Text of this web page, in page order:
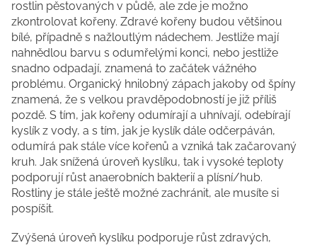
rostlin pěstovaných v půdě, ale zde je možno
zkontrolovat kořeny. Zdravé kořeny budou většinou
bílé, případně s nažloutlým nádechem. Jestliže mají
nahnědlou barvu s odumřelými konci, nebo jestliže
snadno odpadají, znamená to začátek vážného
problému. Organický hnilobný zápach jakoby od špíny
znamená, že s velkou pravděpodobností je již příliš
pozdě. S tím, jak kořeny odumírají a uhnívají, odebírají
kyslík z vody, a s tím, jak je kyslík dále odčerpáván,
odumírá pak stále více kořenů a vzniká tak začarovaný
kruh. Jak snížená úroveň kyslíku, tak i vysoké teploty
podporují růst anaerobních bakterií a plísní/hub.
Rostliny je stále ještě možné zachránit, ale musíte si
pospíšit.
Zvýšená úroveň kyslíku podporuje růst zdravých,